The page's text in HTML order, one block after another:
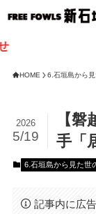
HOME 6.石垣島から
【
手「
2026
5/19
6.石垣島から見た世
記事内に広